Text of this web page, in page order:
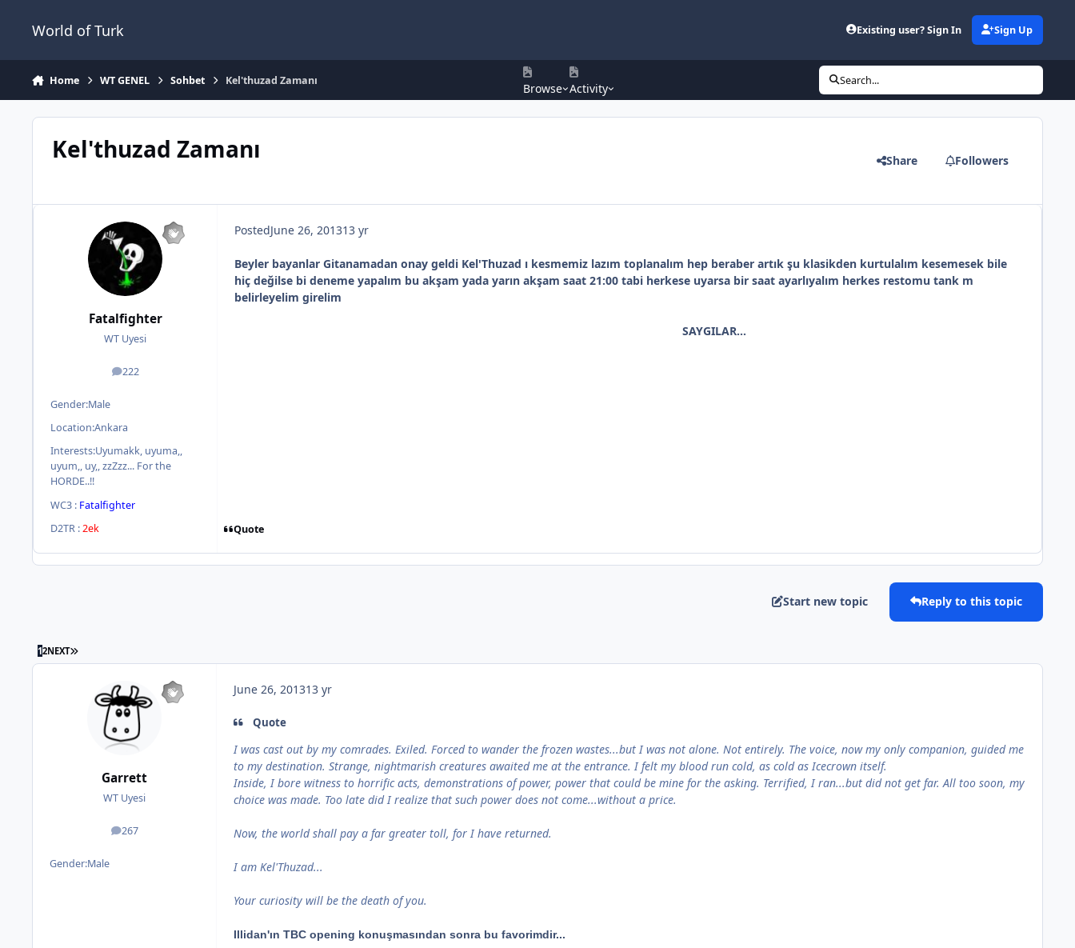
World of Turk Existing user? Sign In Sign Up
Home WT GENEL Sohbet Kel'thuzad Zamanı
Browse Activity
Search...
Kel'thuzad Zamanı Share Followers
Fatalfighter
WT Uyesi
222
posts
Gender:Male
Location:Ankara
Interests:Uyumakk, uyuma,,
uyum,, uy,, zzZzz... For the
HORDE..!!
WC3 : Fatalfighter
D2TR :2ek
PostedJune 26, 201313 yr
Beyler bayanlar Gitanamadan onay geldi Kel'Thuzad ı kesmemiz lazım toplanalım hep beraber artık şu klasikden kurtulalım kesemesek bile
hiç değilse bi deneme yapalım bu akşam yada yarın akşam saat 21:00 tabi herkese uyarsa bir saat ayarlıyalım herkes restomu tank m
belirleyelim girelim
SAYGILAR...
Quote
Start new topic Reply to this topic
12NEXT
Garrett
WT Uyesi
267
posts
Gender:Male
June 26, 201313 yr
Quote
I was cast out by my comrades. Exiled. Forced to wander the frozen wastes...but I was not alone. Not entirely. The voice, now my only companion, guided me
to my destination. Strange, nightmarish creatures awaited me at the entrance. I felt my blood run cold, as cold as Icecrown itself.
Inside, I bore witness to horrific acts, demonstrations of power, power that could be mine for the asking. Terrified, I ran...but did not get far. All too soon, my
choice was made. Too late did I realize that such power does not come...without a price.
Now, the world shall pay a far greater toll, for I have returned.
I am Kel'Thuzad...
Your curiosity will be the death of you.
Illidan'ın TBC opening konuşmasından sonra bu favorimdir...